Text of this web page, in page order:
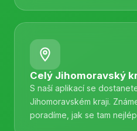
Celý Jihomoravský
S naší aplikací se
Jihomoravském kraji.
poradíme, jak se tam